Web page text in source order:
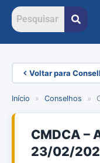
Voltar para
Início » Conselhos »
CMDCA –
23/02/